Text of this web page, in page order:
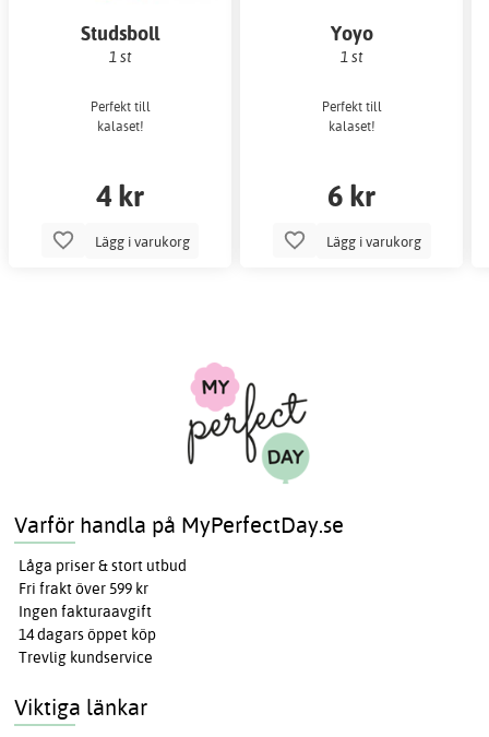
Studsboll
1 st
Perfekt till
kalaset!
4 kr
Lägg i varukorg
Yoyo
1 st
Perfekt till
kalaset!
6 kr
Lägg i varukorg
Varför handla på MyPerfectDay.se
Låga priser & stort utbud
Fri frakt över 599 kr
Ingen fakturaavgift
14 dagars öppet köp
Trevlig kundservice
Viktiga länkar